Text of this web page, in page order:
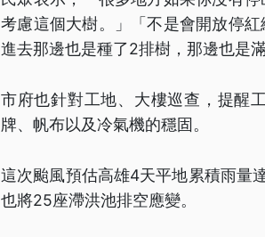
考慮這個大樹。」「不是會開放停
進去那邊也是種了2排樹，那邊也是
市府也針對工地、大樓巡查，提醒
牌、帆布以及冷氣機的穩固。
這次颱風預估高雄4天平地累積雨量
也將25座滯洪池排空應變。